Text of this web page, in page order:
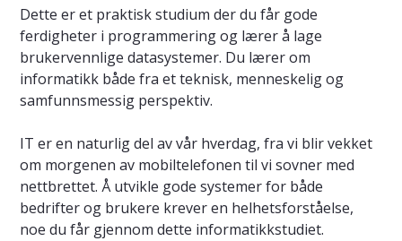
Dette er et praktisk studium der du får gode
ferdigheter i programmering og lærer å lage
brukervennlige datasystemer. Du lærer om
informatikk både fra et teknisk, menneskelig og
samfunnsmessig perspektiv.
IT er en naturlig del av vår hverdag, fra vi blir vekket
om morgenen av mobiltelefonen til vi sovner med
nettbrettet. Å utvikle gode systemer for både
bedrifter og brukere krever en helhetsforståelse,
noe du får gjennom dette informatikkstudiet.